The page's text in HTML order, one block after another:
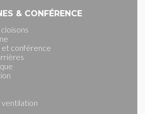
& CONFÉRENCE
et conférence
ventilation